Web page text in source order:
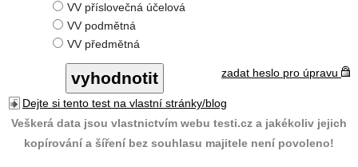
VV příslovečná účelová
VV podmětná
VV předmětná
zadat heslo pro úpravu
Dejte si tento test na vlastní stránky/blog
Veškerá data jsou vlastnictvím webu testi.cz a jakékoliv jejich
kopírování a šíření bez souhlasu majitele není povoleno!